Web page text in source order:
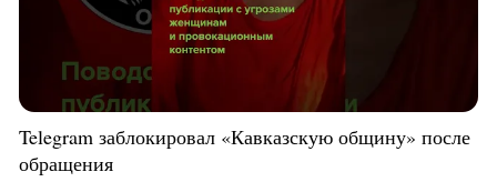
Telegram заблокировал «Кавказскую общину» после
обращения